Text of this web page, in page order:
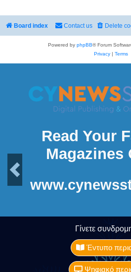
Board index Delete
Contact us
Powered by phpBB® Forum
Privacy| Terms
Read Your
Magazines
Γίνετε
Έντυπο
Ψηφιακό